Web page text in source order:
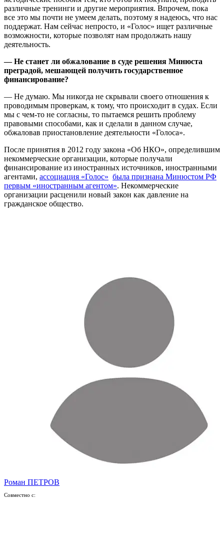
различные тренинги и другие мероприятия. Впрочем, пока
все это мы почти не умеем делать, поэтому я надеюсь, что нас
поддержат. Нам сейчас непросто, и «Голос» ищет различные
возможности, которые позволят нам продолжать нашу
деятельность.
— Не станет ли обжалование в суде решения Минюста
преградой, мешающей получить государственное
финансирование?
— Не думаю. Мы никогда не скрывали своего отношения к
проводимым проверкам, к тому, что происходит в судах. Если
мы с чем-то не согласны, то пытаемся решить проблему
правовыми способами, как и сделали в данном случае,
обжаловав приостановление деятельности «Голоса».
После принятия в 2012 году закона «Об НКО», определившим
некоммерческие организации, которые получали
финансирование из иностранных источников, иностранными
агентами, ассоциация «Голос» была признана Минюстом РФ
первым «иностранным агентом». Некоммерческие
организации расценили новый закон как давление на
гражданское общество.
Роман ПЕТРОВ
Совместно с: